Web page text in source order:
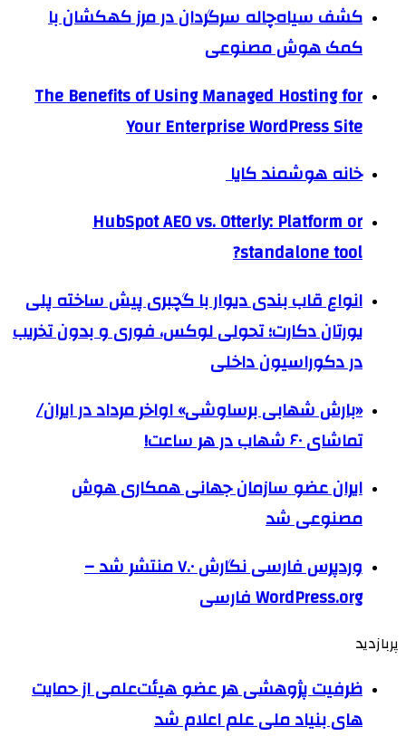
کشف سیاه‌چاله سرگردان در مرز کهکشان با
کمک هوش مصنوعی
The Benefits of Using Managed Hosting for
Your Enterprise WordPress Site
خانه هوشمند کایا
HubSpot AEO vs. Otterly: Platform or
standalone tool?
انواع قاب بندی دیوار با گچبری پیش ساخته پلی
یورتان دکارت؛ تحولی لوکس، فوری و بدون تخریب
در دکوراسیون داخلی
«بارش شهابی برساوشی» اواخر مرداد در ایران/
تماشای ۶۰ شهاب در هر ساعت!
ایران عضو سازمان جهانی همکاری هوش
مصنوعی شد
وردپرس فارسی نگارش ۷.۰ منتشر شد –
WordPress.org فارسی
پربازدید
ظرفیت پژوهشی هر عضو هیئت‌علمی از حمایت
های بنیاد ملی علم اعلام شد